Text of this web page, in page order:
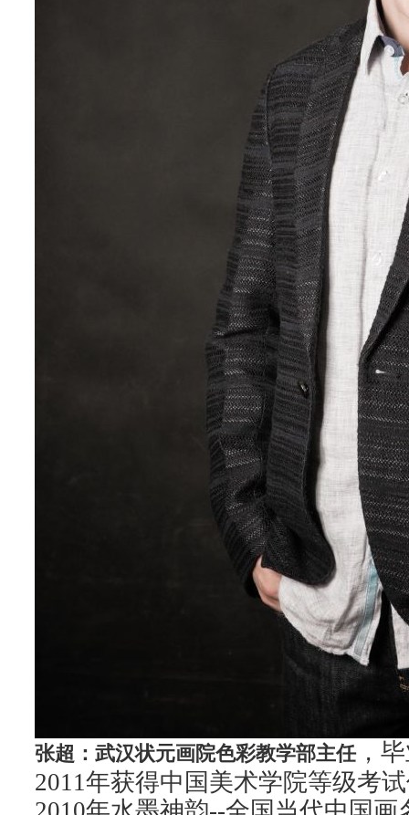
张超：武汉状元画院色彩教学部主任，
2011年获得中国美术学院等级考